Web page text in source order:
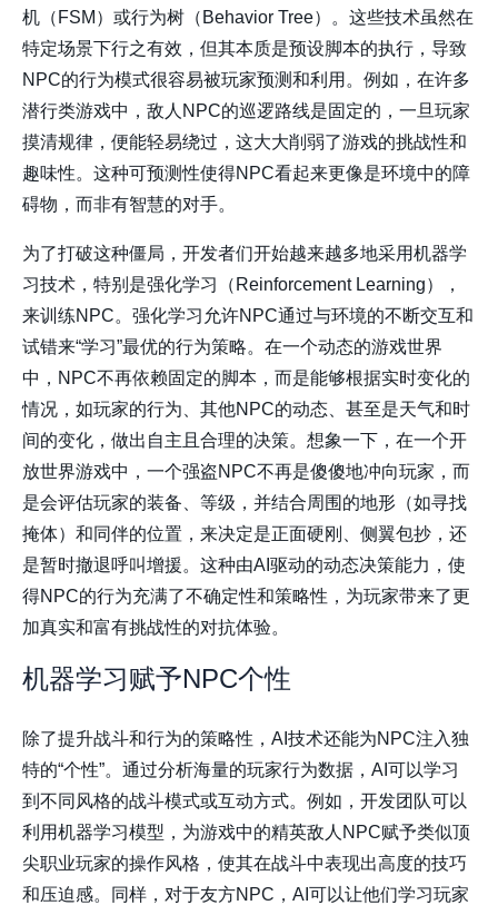
机（FSM）或行为树（Behavior Tree）。这些技术虽然在
特定场景下行之有效，但其本质是预设脚本的执行，导致
NPC的行为模式很容易被玩家预测和利用。例如，在许多
潜行类游戏中，敌人NPC的巡逻路线是固定的，一旦玩家
摸清规律，便能轻易绕过，这大大削弱了游戏的挑战性和
趣味性。这种可预测性使得NPC看起来更像是环境中的障
碍物，而非有智慧的对手。
为了打破这种僵局，开发者们开始越来越多地采用机器学
习技术，特别是强化学习（Reinforcement Learning），
来训练NPC。强化学习允许NPC通过与环境的不断交互和
试错来“学习”最优的行为策略。在一个动态的游戏世界
中，NPC不再依赖固定的脚本，而是能够根据实时变化的
情况，如玩家的行为、其他NPC的动态、甚至是天气和时
间的变化，做出自主且合理的决策。想象一下，在一个开
放世界游戏中，一个强盗NPC不再是傻傻地冲向玩家，而
是会评估玩家的装备、等级，并结合周围的地形（如寻找
掩体）和同伴的位置，来决定是正面硬刚、侧翼包抄，还
是暂时撤退呼叫增援。这种由AI驱动的动态决策能力，使
得NPC的行为充满了不确定性和策略性，为玩家带来了更
加真实和富有挑战性的对抗体验。
机器学习赋予NPC个性
除了提升战斗和行为的策略性，AI技术还能为NPC注入独
特的“个性”。通过分析海量的玩家行为数据，AI可以学习
到不同风格的战斗模式或互动方式。例如，开发团队可以
利用机器学习模型，为游戏中的精英敌人NPC赋予类似顶
尖职业玩家的操作风格，使其在战斗中表现出高度的技巧
和压迫感。同样，对于友方NPC，AI可以让他们学习玩家